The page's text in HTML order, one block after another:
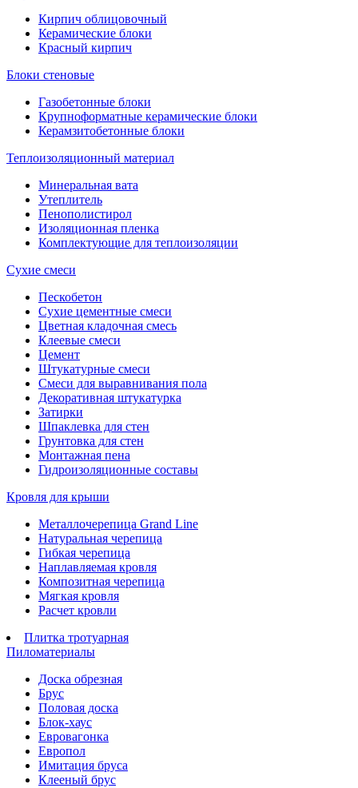
Кирпич облицовочный
Керамические блоки
Красный кирпич
Блоки стеновые
Газобетонные блоки
Крупноформатные керамические блоки
Керамзитобетонные блоки
Теплоизоляционный материал
Минеральная вата
Утеплитель
Пенополистирол
Изоляционная пленка
Комплектующие для теплоизоляции
Сухие смеси
Пескобетон
Сухие цементные смеси
Цветная кладочная смесь
Клеевые смеси
Цемент
Штукатурные смеси
Смеси для выравнивания пола
Декоративная штукатурка
Затирки
Шпаклевка для стен
Грунтовка для стен
Монтажная пена
Гидроизоляционные составы
Кровля для крыши
Металлочерепица Grand Line
Натуральная черепица
Гибкая черепица
Наплавляемая кровля
Композитная черепица
Мягкая кровля
Расчет кровли
Плитка тротуарная
Пиломатериалы
Доска обрезная
Брус
Половая доска
Блок-хаус
Евровагонка
Европол
Имитация бруса
Клееный брус